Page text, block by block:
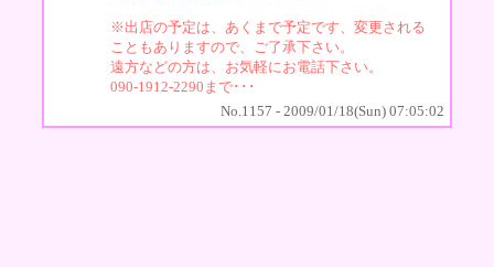
※出店の予定は、あくまで予定です、変更される
こともありますので、ご了承下さい。
遠方などの方は、お気軽にお電話下さい。
090-1912-2290まで･･･
No.1157 - 2009/01/18(Sun) 07:05:02